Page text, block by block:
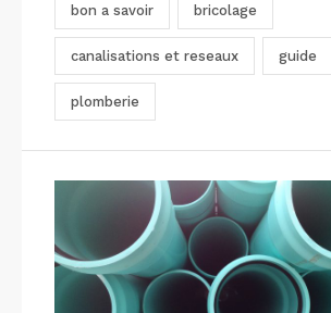
bon a savoir bricolage
canalisations et reseaux guide
plomberie